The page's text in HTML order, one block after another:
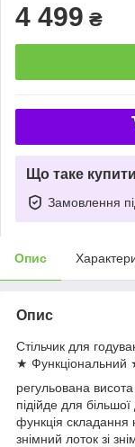
4 499 ₴
Що таке
Замовлення
Опис
Опис
Стільчик для
★ Функціональний
регульована висота
підійде для
функція складання
знімний лоток зі